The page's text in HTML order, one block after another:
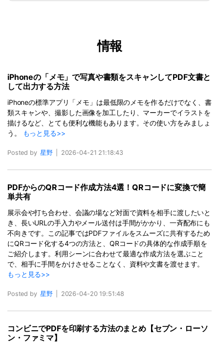
情報
iPhoneの「メモ」で写真や書類をスキャンしてPDF文書と
して出力する方法
iPhoneの標準アプリ「メモ」は最低限のメモを作るだけでなく、書
類スキャンや、撮影した画像を加工したり、マーカーでイラストを
描けるなど、とても便利な機能もあります。その使い方をみましょ
う。
もっと見る>>
Posted by 星野 2026-04-21 21:18:43
PDFからのQRコード作成方法4選！QRコードに変換で簡
単共有
展示会や打ち合わせ、会議の場など対面で資料を相手に渡したいと
き、長いURLの手入力やメール送付は手間がかかり、一斉配布にも
不向きです。この記事ではPDFファイルをスムーズに共有するため
にQRコード化する4つの方法と、QRコードの具体的な作成手順を
ご紹介します。利用シーンに合わせて最適な作成方法を選ぶこと
で、相手に手間をかけさせることなく、資料や文書を渡せます。
もっと見る>>
Posted by 星野 2026-04-20 19:51:48
コンビニでPDFを印刷する方法のまとめ【セブン・ローソ
ン・ファミマ】